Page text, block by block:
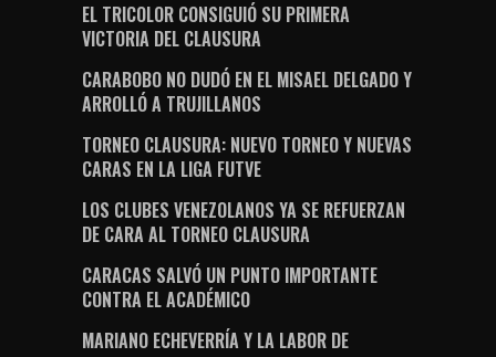
EL TRICOLOR CONSIGUIÓ SU PRIMERA
VICTORIA DEL CLAUSURA
CARABOBO NO DUDÓ EN EL MISAEL DELGADO Y
ARROLLÓ A TRUJILLANOS
TORNEO CLAUSURA: NUEVO TORNEO Y NUEVAS
CARAS EN LA LIGA FUTVE
LOS CLUBES VENEZOLANOS YA SE REFUERZAN
DE CARA AL TORNEO CLAUSURA
CARACAS SALVÓ UN PUNTO IMPORTANTE
CONTRA EL ACADÉMICO
MARIANO ECHEVERRÍA Y LA LABOR DE